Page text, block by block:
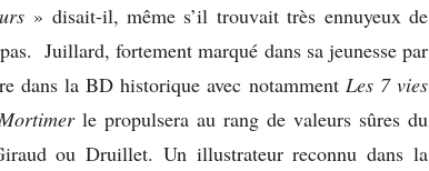
» disait-il, même s’il trouvait très ennuyeux de
Juillard, fortement marqué dans sa jeunesse par
dans la BD historique avec notamment Les 7 vies
le propulsera au rang de valeurs sûres du
ou Druillet. Un illustrateur reconnu dans la